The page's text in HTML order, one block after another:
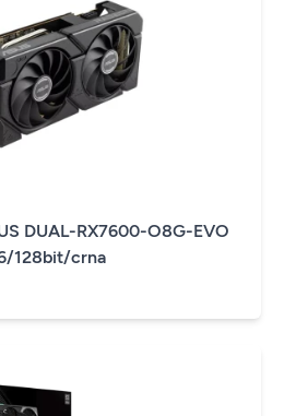
DUAL-RX7600-O8G-EVO
128bit/crna